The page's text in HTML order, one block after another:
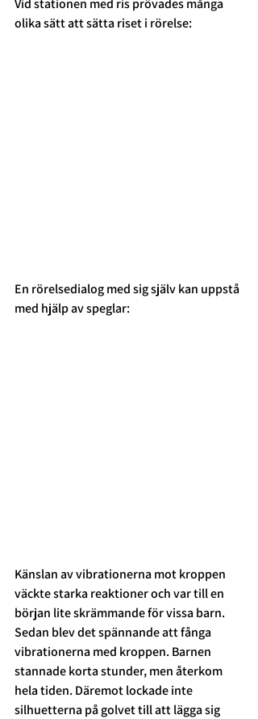
Vid stationen med ris prövades många
olika sätt att sätta riset i rörelse:
En rörelsedialog med sig själv kan uppstå
med hjälp av speglar:
Känslan av vibrationerna mot kroppen
väckte starka reaktioner och var till en
början lite skrämmande för vissa barn.
Sedan blev det spännande att fånga
vibrationerna med kroppen. Barnen
stannade korta stunder, men återkom
hela tiden. Däremot lockade inte
silhuetterna på golvet till att lägga sig